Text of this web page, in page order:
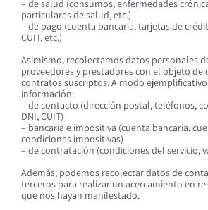
– de salud (consumos, enfermedades
particulares de salud, etc.)
– de pago (cuenta bancaria, tarjetas de
CUIT, etc.)
Asimismo, recolectamos datos personales
proveedores y prestadores con el objeto de
contratos suscriptos. A modo
información:
– de contacto (dirección postal, teléfonos,
DNI, CUIT)
– bancaria e impositiva (cuenta bancaria,
condiciones impositivas)
– de contratación (condiciones del servicio,
Además, podemos recolectar datos de
terceros para realizar un acercamiento en
que nos hayan manifestado.